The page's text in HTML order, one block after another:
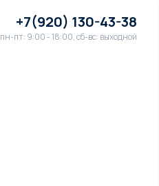
+7(920) 130-43-38
пн-пт: 9:00 - 18:00, сб-вс: выходной